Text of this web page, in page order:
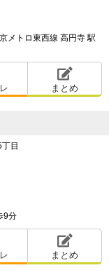
メトロ東西線 高円寺 駅
まとめ
目
9分
まとめ